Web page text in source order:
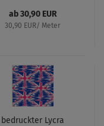
ab 30,90 EUR
30,90 EUR/ Meter
bedruckter Lycra